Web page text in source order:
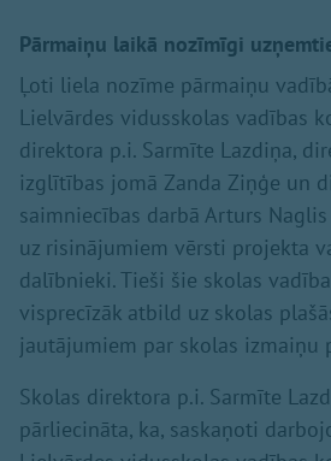
Pārmaiņu laikā nozīmīgi
Ļoti liela nozīme pārmaiņu
Lielvārdes vidusskolas vadības
direktora p.i. Sarmīte Lazdiņa,
izglītības jomā Zanda Ziņģe un
saimniecības darbā Arturs
uz risinājumiem vērsti projekta
dalībnieki. Tieši šie skolas
visprecīzāk atbild uz skolas
jautājumiem par skolas izmaiņu
Skolas direktora p.i. Sarmīte
pārliecināta, ka, saskaņoti